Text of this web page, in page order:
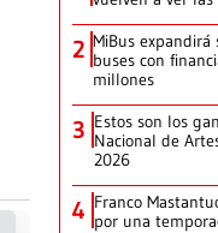
2 MiBus
buses con
millones
3 Estos son los
Nacional de
2026
4 Franco
por una